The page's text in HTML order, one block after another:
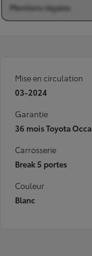
Mentions légales
Mise en circulation
03-2024
Garantie
36 mois Toyota
Carrosserie
Break 5 portes
Couleur
Blanc